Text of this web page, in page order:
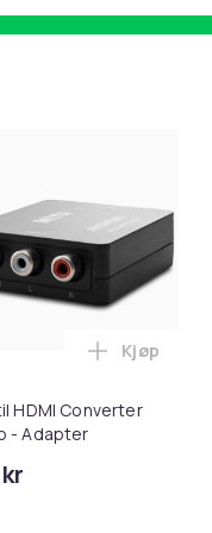
SD/TF Kortleser - 2-i-
HDMI Converter
- Adapter
Legg
Kjøp